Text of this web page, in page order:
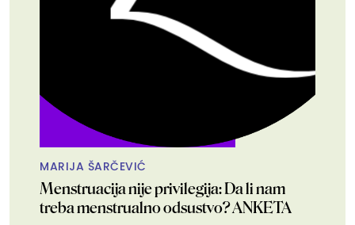
MARIJA ŠARČEVIĆ
Menstruacija nije privilegija: Da li nam
treba menstrualno odsustvo? ANKETA